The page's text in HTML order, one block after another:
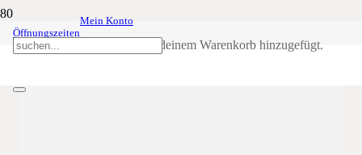
Öffnungszeiten
Mein Konto
wurde deinem Warenkorb hinzugefügt.
12Aug(Aug 12)19:00
der Schützenkompanie Steinegg